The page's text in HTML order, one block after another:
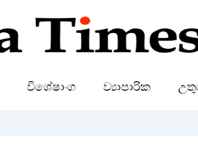
විශේෂාංග ව්‍යාපාරික